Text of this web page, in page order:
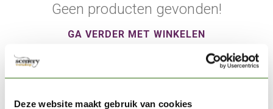
Deze website maakt gebruik van cookies
Geen producten gevonden!
GA VERDER MET WINKELEN